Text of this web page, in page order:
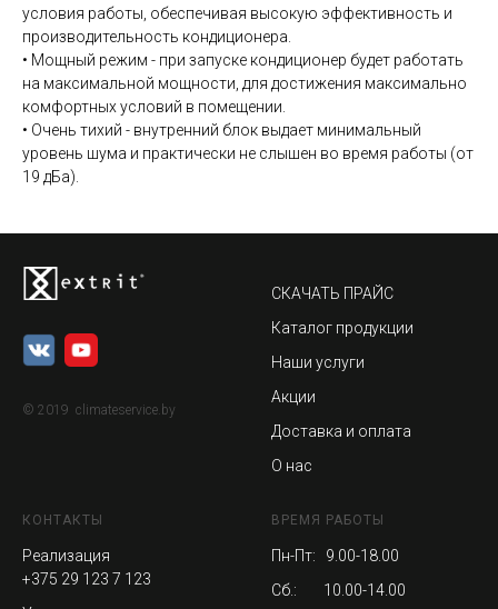
условия работы, обеспечивая высокую эффективность и
производительность кондиционера.
• Мощный режим - при запуске кондиционер будет работать
на максимальной мощности, для достижения максимально
комфортных условий в помещении.
• Очень тихий - внутренний блок выдает минимальный
уровень шума и практически не слышен во время работы (от
19 дБа).
© 2019 climateservice.by
СКАЧАТЬ ПРАЙС
Каталог продукции
Наши услуги
Акции
Доставка и оплата
О нас
КОНТАКТЫ
Реализация
+375 29 123 7 123
ВРЕМЯ РАБОТЫ
Пн-Пт: 9.00-18.00
Сб.: 10.00-14.00